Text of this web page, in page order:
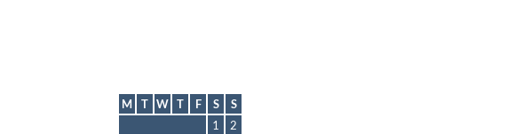
M
T W T F S S
1
2